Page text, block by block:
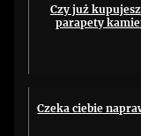
Czy już
parapety
Czeka ciebie